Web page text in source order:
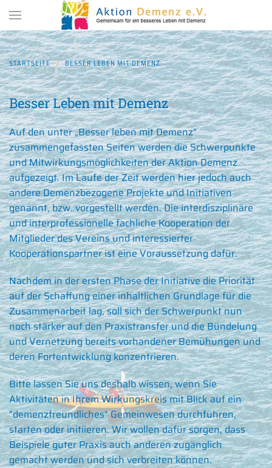
Zum Hauptinhalt springen
STARTSEITE BESSER LEBEN MIT DEMENZ
Besser Leben mit Demenz
Auf den unter „Besser leben mit Demenz"
zusammengefassten Seiten werden die Schwerpunkte
und Mitwirkungsmöglichkeiten der Aktion Demenz
aufgezeigt. Im Laufe der Zeit werden hier jedoch auch
andere Demenzbezogene Projekte und Initiativen
genannt, bzw. vorgestellt werden. Die interdisziplinäre
und interprofessionelle fachliche Kooperation der
Mitglieder des Vereins und interessierter
Kooperationspartner ist eine Voraussetzung dafür.
Nachdem in der ersten Phase der Initiative die Priorität
auf der Schaffung einer inhaltlichen Grundlage für die
Zusammenarbeit lag, soll sich der Schwerpunkt nun
noch stärker auf den Praxistransfer und die Bündelung
und Vernetzung bereits vorhandener Bemühungen und
deren Fortentwicklung konzentrieren.
Bitte lassen Sie uns deshalb wissen, wenn Sie
Aktivitäten in Ihrem Wirkungskreis mit Blick auf ein
"demenzfreundliches" Gemeinwesen durchführen,
starten oder initiieren. Wir wollen dafür sorgen, dass
Beispiele guter Praxis auch anderen zugänglich
gemacht werden und sich verbreiten können.